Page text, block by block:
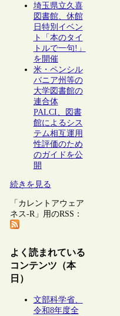
埼玉県立久喜
図書館、休館
日特別イベン
ト「本のタイ
トルで一句!」
を開催
米・ペンシル
バニア州等の
大学図書館の
連合体
PALCI、図書
館によるシス
テム相互運用
性評価のため
のガイドを公
開
続きを見る
「カレントアウェア
ネス-R」用のRSS：
よく読まれている
コンテンツ（本
日）
文部科学省、
令和8年度全